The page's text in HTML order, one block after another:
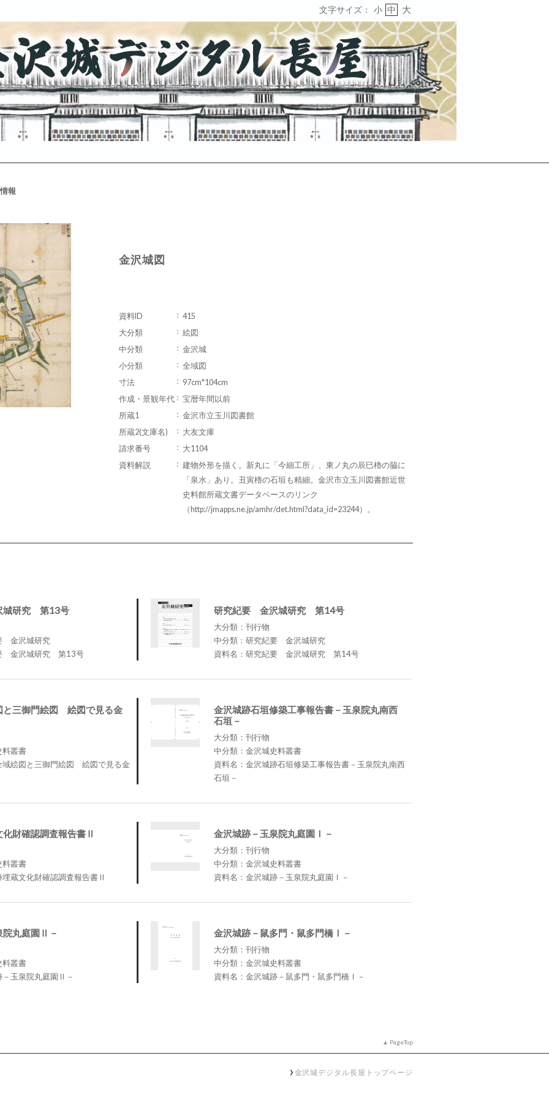
文字サイズ： 小 中 大
報
金沢城図
資料ID
415
大分類
絵図
中分類
金沢城
小分類
全域図
寸法
97cm*104cm
作成・景観年代
宝暦年間以前
所蔵1
金沢市立玉川図書館
所蔵2(文庫名)
大友文庫
請求番号
大1104
資料解説
建物外形を描く。新丸に「今細工所」、東ノ丸の辰巳櫓の脇に
「泉水」あり。丑寅櫓の石垣も精細。金沢市立玉川図書館近世
史料館所蔵文書データベースのリンク
（http://jmapps.ne.jp/amhr/det.html?data_id=23244）。
城研究 第13号
金沢城研究
金沢城研究 第13号
研究紀要 金沢城研究 第14号
大分類：刊行物
中分類：研究紀要 金沢城研究
資料名：研究紀要 金沢城研究 第14号
と三御門絵図 絵図で見る金
料叢書
域絵図と三御門絵図 絵図で見る金
金沢城跡石垣修築工事報告書－玉泉院丸南西
石垣－
大分類：刊行物
中分類：金沢城史料叢書
資料名：金沢城跡石垣修築工事報告書－玉泉院丸南西
石垣－
化財確認調査報告書Ⅱ
料叢書
蔵文化財確認調査報告書Ⅱ
金沢城跡－玉泉院丸庭園Ⅰ－
大分類：刊行物
中分類：金沢城史料叢書
資料名：金沢城跡－玉泉院丸庭園Ⅰ－
院丸庭園Ⅱ－
料叢書
－玉泉院丸庭園Ⅱ－
金沢城跡－鼠多門・鼠多門橋Ⅰ－
大分類：刊行物
中分類：金沢城史料叢書
資料名：金沢城跡－鼠多門・鼠多門橋Ⅰ－
PageTop
金沢城デジタル長屋トップページ